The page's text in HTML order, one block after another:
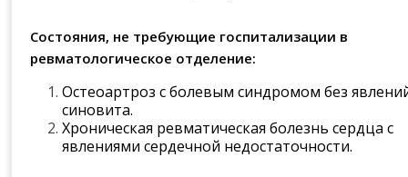
Состояния, не требующие госпитализации в
ревматологическое отделение:
Остеоартроз с болевым синдромом без
синовита.
Хроническая ревматическая болезнь сердца с
явлениями сердечной недостаточности.